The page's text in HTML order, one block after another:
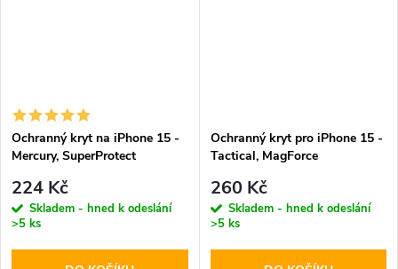
Ochranný kryt na iPhone 15 -
Mercury, SuperProtect
224 Kč
Skladem - hned k odeslání
>5 ks
Ochranný kryt pro iPhone 15 -
Tactical, MagForce
260 Kč
Skladem - hned k odeslání
>5 ks